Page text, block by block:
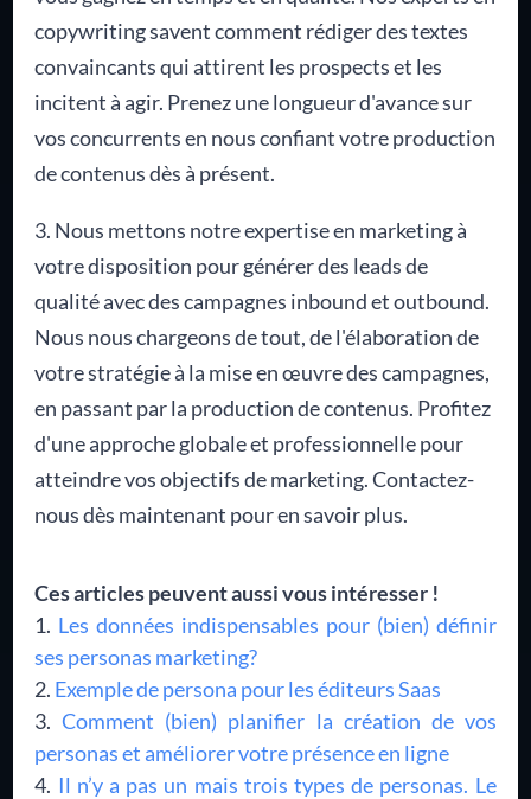
copywriting savent comment rédiger des textes
convaincants qui attirent les prospects et les
incitent à agir. Prenez une longueur d'avance sur
vos concurrents en nous confiant votre production
de contenus dès à présent.
3. Nous mettons notre expertise en marketing à
votre disposition pour générer des leads de
qualité avec des campagnes inbound et outbound.
Nous nous chargeons de tout, de l'élaboration de
votre stratégie à la mise en œuvre des campagnes,
en passant par la production de contenus. Profitez
d'une approche globale et professionnelle pour
atteindre vos objectifs de marketing. Contactez-
nous dès maintenant pour en savoir plus.
Ces articles peuvent aussi vous intéresser !
Les données indispensables pour (bien) définir
ses personas marketing?
Exemple de persona pour les éditeurs Saas
Comment (bien) planifier la création de vos
personas et améliorer votre présence en ligne
Il n’y a pas un mais trois types de personas. Le